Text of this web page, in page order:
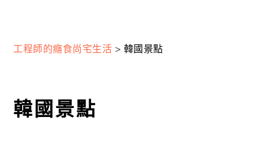
工程師的癮食尚宅生活 > 韓國景點
韓國景點